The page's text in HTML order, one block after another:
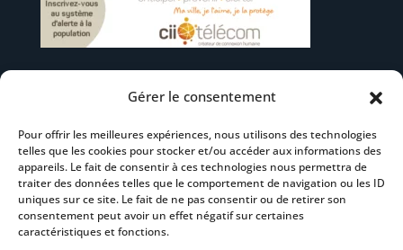
Gérer le consentement
Pour offrir les meilleures expériences, nous utilisons des technologies
telles que les cookies pour stocker et/ou accéder aux informations des
appareils. Le fait de consentir à ces technologies nous permettra de
traiter des données telles que le comportement de navigation ou les ID
uniques sur ce site. Le fait de ne pas consentir ou de retirer son
consentement peut avoir un effet négatif sur certaines
caractéristiques et fonctions.
Suivez-nous
S’abonner à la newsletter